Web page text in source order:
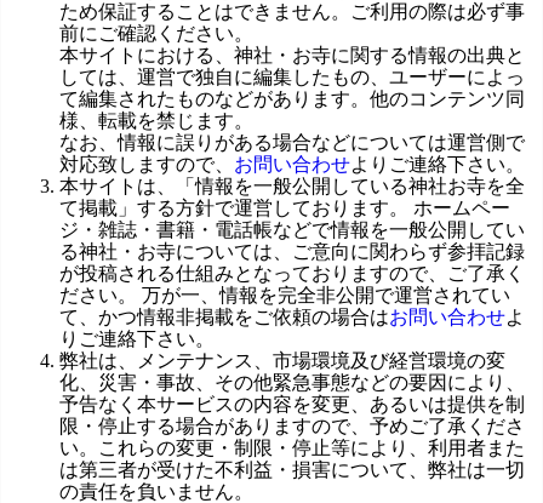
ため保証することはできません。ご利用の際は必ず事
前にご確認ください。
本サイトにおける、神社・お寺に関する情報の出典と
しては、運営で独自に編集したもの、ユーザーによっ
て編集されたものなどがあります。他のコンテンツ同
様、転載を禁じます。
なお、情報に誤りがある場合などについては運営側で
対応致しますので、 お問い合わせよりご連絡下さい。
本サイトは、「情報を一般公開している神社お寺を全
て掲載」する方針で運営しております。 ホームペー
ジ・雑誌・書籍・電話帳などで情報を一般公開してい
る神社・お寺については、ご意向に関わらず参拝記録
が投稿される仕組みとなっておりますので、ご了承く
ださい。 万が一、情報を完全非公開で運営されてい
て、かつ情報非掲載をご依頼の場合はお問い合わせよ
りご連絡下さい。
弊社は、メンテナンス、市場環境及び経営環境の変
化、災害・事故、その他緊急事態などの要因により、
予告なく本サービスの内容を変更、あるいは提供を制
限・停止する場合がありますので、予めご了承くださ
い。これらの変更・制限・停止等により、利用者また
は第三者が受けた不利益・損害について、弊社は一切
の責任を負いません。